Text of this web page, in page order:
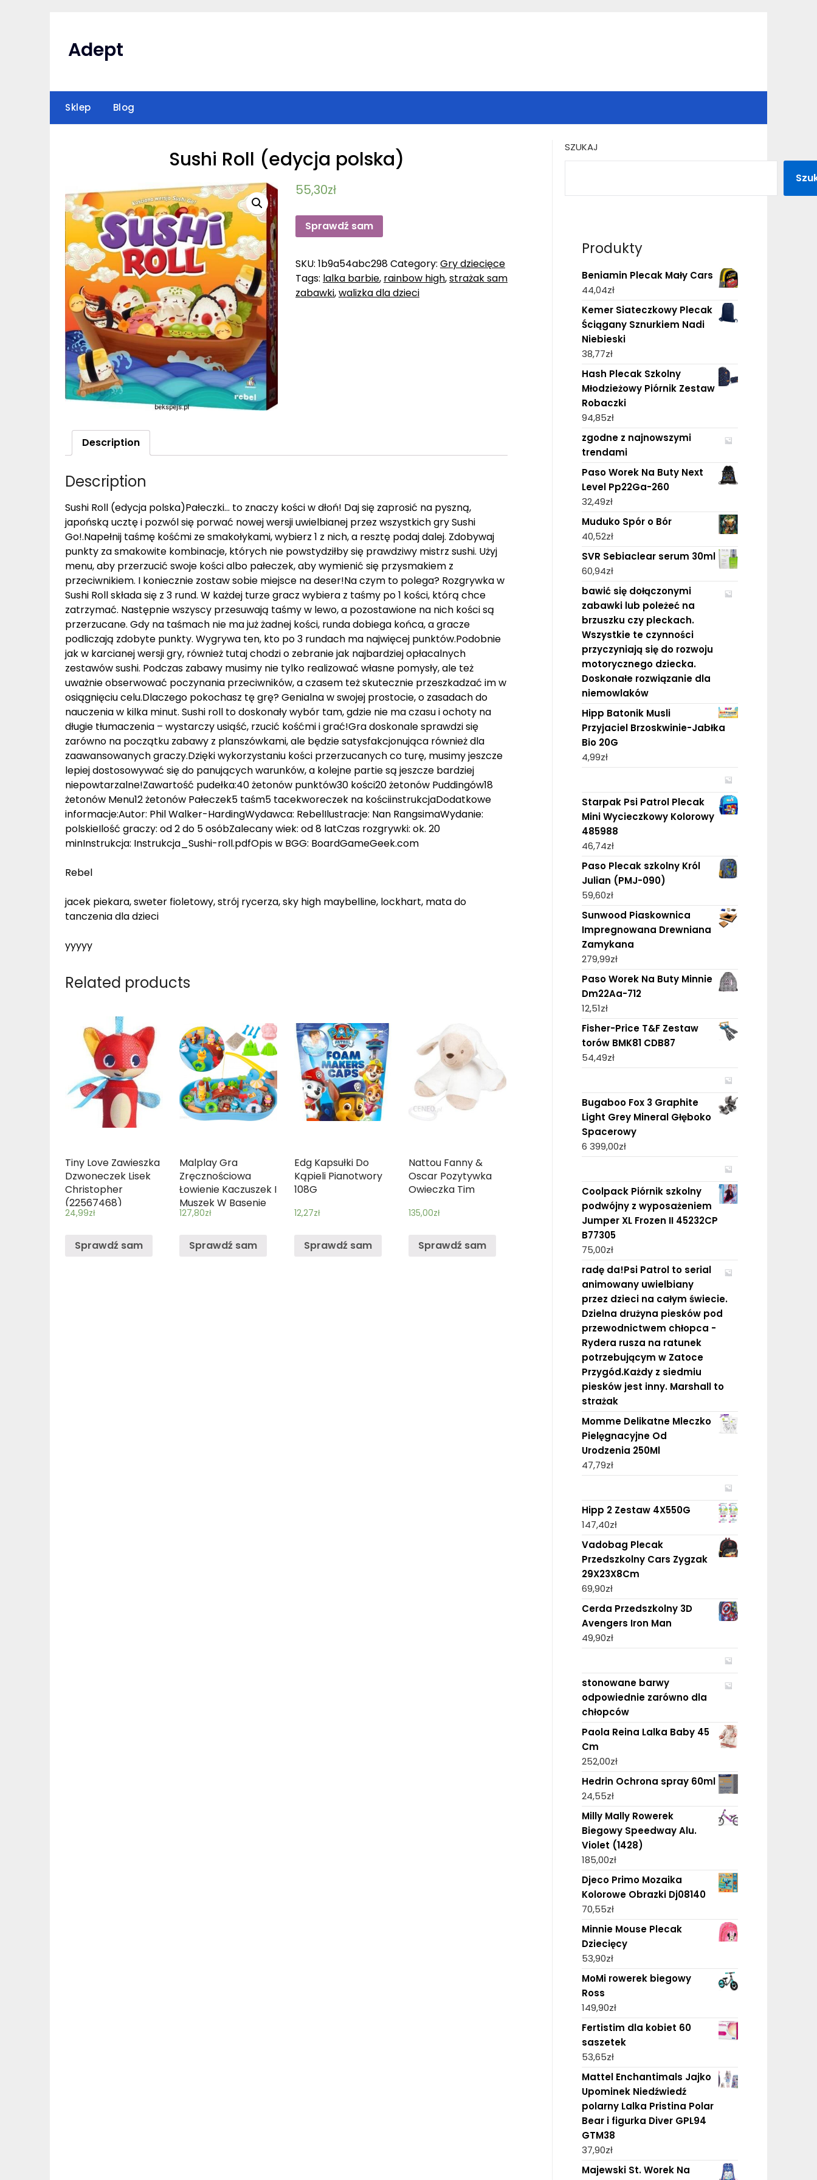
Adept
Sklep Blog
Sushi Roll (edycja polska)
55,30zł
Sprawdź sam
SKU: 1b9a54abc298Category: Gry dziecięce
Tags: lalka barbie, rainbow high,strażak sam
zabawki,walizka dla dzieci
Description
Description
Sushi Roll (edycja polska)Pałeczki… to znaczy kości w dłoń! Daj się zaprosić na pyszną,
japońską ucztę i pozwól się porwać nowej wersji uwielbianej przez wszystkich gry Sushi
Go!.Napełnij taśmę kośćmi ze smakołykami, wybierz 1 z nich, a resztę podaj dalej. Zdobywaj
punkty za smakowite kombinacje, których nie powstydziłby się prawdziwy mistrz sushi. Użyj
menu, aby przerzucić swoje kości albo pałeczek, aby wymienić się przysmakiem z
przeciwnikiem. I koniecznie zostaw sobie miejsce na deser!Na czym to polega? Rozgrywka w
Sushi Roll składa się z 3 rund. W każdej turze gracz wybiera z taśmy po 1 kości, którą chce
zatrzymać. Następnie wszyscy przesuwają taśmy w lewo, a pozostawione na nich kości są
przerzucane. Gdy na taśmach nie ma już żadnej kości, runda dobiega końca, a gracze
podliczają zdobyte punkty. Wygrywa ten, kto po 3 rundach ma najwięcej punktów.Podobnie
jak w karcianej wersji gry, również tutaj chodzi o zebranie jak najbardziej opłacalnych
zestawów sushi. Podczas zabawy musimy nie tylko realizować własne pomysły, ale też
uważnie obserwować poczynania przeciwników, a czasem też skutecznie przeszkadzać im w
osiągnięciu celu.Dlaczego pokochasz tę grę? Genialna w swojej prostocie, o zasadach do
nauczenia w kilka minut. Sushi roll to doskonały wybór tam, gdzie nie ma czasu i ochoty na
długie tłumaczenia – wystarczy usiąść, rzucić kośćmi i grać!Gra doskonale sprawdzi się
zarówno na początku zabawy z planszówkami, ale będzie satysfakcjonująca również dla
zaawansowanych graczy.Dzięki wykorzystaniu kości przerzucanych co turę, musimy jeszcze
lepiej dostosowywać się do panujących warunków, a kolejne partie są jeszcze bardziej
niepowtarzalne!Zawartość pudełka:40 żetonów punktów30 kości20 żetonów Puddingów18
żetonów Menu12 żetonów Pałeczek5 taśm5 tacekworeczek na kościinstrukcjaDodatkowe
informacje:Autor: Phil Walker-HardingWydawca: RebelIlustracje: Nan RangsimaWydanie:
polskieIlość graczy: od 2 do 5 osóbZalecany wiek: od 8 latCzas rozgrywki: ok. 20
minInstrukcja: Instrukcja_Sushi-roll.pdfOpis w BGG: BoardGameGeek.com
Rebel
jacek piekara, sweter fioletowy, strój rycerza, sky high maybelline, lockhart, mata do
tanczenia dla dzieci
yyyyy
Related products
Tiny Love Zawieszka
Dzwoneczek Lisek
Christopher
(22567468)
24,99zł
Sprawdź sam
Malplay Gra
Zręcznościowa
Łowienie Kaczuszek I
Muszek W Basenie
(225553)
127,80zł
Sprawdź sam
Edg Kapsułki Do
Kąpieli Pianotwory
108G
12,27zł
Sprawdź sam
Nattou Fanny &
Oscar Pozytywka
Owieczka Tim
135,00zł
Sprawdź sam
SZUKAJ
Produkty
Beniamin Plecak Mały Cars
44,04zł
Kemer Siateczkowy Plecak
Ściągany Sznurkiem Nadi
Niebieski
38,77zł
Hash Plecak Szkolny
Młodzieżowy Piórnik Zestaw
Robaczki
94,85zł
zgodne z najnowszymi
trendami
Paso Worek Na Buty Next
Level Pp22Ga-260
32,49zł
Muduko Spór o Bór
40,52zł
SVR Sebiaclear serum 30ml
60,94zł
bawić się dołączonymi
zabawki lub poleżeć na
brzuszku czy pleckach.
Wszystkie te czynności
przyczyniają się do rozwoju
motorycznego dziecka.
Doskonałe rozwiązanie dla
niemowlaków
Hipp Batonik Musli
Przyjaciel Brzoskwinie-Jabłka
Bio 20G
4,99zł
Starpak Psi Patrol Plecak
Mini Wycieczkowy Kolorowy
485988
46,74zł
Paso Plecak szkolny Król
Julian (PMJ-090)
59,60zł
Sunwood Piaskownica
Impregnowana Drewniana
Zamykana
279,99zł
Paso Worek Na Buty Minnie
Dm22Aa-712
12,51zł
Fisher-Price T&F Zestaw
torów BMK81 CDB87
54,49zł
Bugaboo Fox 3 Graphite
Light Grey Mineral Głęboko
Spacerowy
6 399,00zł
Coolpack Piórnik szkolny
podwójny z wyposażeniem
Jumper XL Frozen II 45232CP
B77305
75,00zł
radę da!Psi Patrol to serial
animowany uwielbiany
przez dzieci na całym świecie.
Dzielna drużyna piesków pod
przewodnictwem chłopca -
Rydera rusza na ratunek
potrzebującym w Zatoce
Przygód.Każdy z siedmiu
piesków jest inny. Marshall to
strażak
Momme Delikatne Mleczko
Pielęgnacyjne Od
Urodzenia 250Ml
47,79zł
Hipp 2 Zestaw 4X550G
147,40zł
Vadobag Plecak
Przedszkolny Cars Zygzak
29X23X8Cm
69,90zł
Cerda Przedszkolny 3D
Avengers Iron Man
49,90zł
stonowane barwy
odpowiednie zarówno dla
chłopców
Paola Reina Lalka Baby 45
Cm
252,00zł
Hedrin Ochrona spray 60ml
24,55zł
Milly Mally Rowerek
Biegowy Speedway Alu.
Violet (1428)
185,00zł
Djeco Primo Mozaika
Kolorowe Obrazki Dj08140
70,55zł
Minnie Mouse Plecak
Dziecięcy
53,90zł
MoMi rowerek biegowy
Ross
149,90zł
Fertistim dla kobiet 60
saszetek
53,65zł
Mattel Enchantimals Jajko
Upominek Niedźwiedź
polarny Lalka Pristina Polar
Bear i figurka Diver GPL94
GTM38
37,90zł
Majewski St. Worek Na